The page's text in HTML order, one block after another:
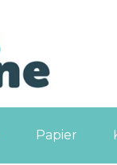
Papier